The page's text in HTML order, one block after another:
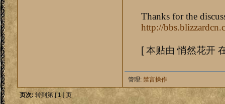
Thanks for the
http://
[ 本贴由 悄然花开
管理: 禁言操作
页次:转到第 [ 1 ] 页